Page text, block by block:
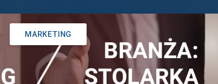
MARKETING